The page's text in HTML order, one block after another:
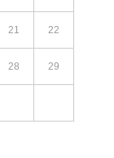
21 22
28 29